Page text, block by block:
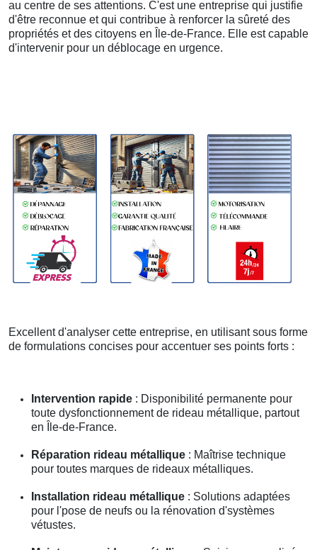
au centre de ses attentions. C'est une entreprise qui justifie
d'être reconnue et qui contribue à renforcer la sûreté des
propriétés et des citoyens en Île-de-France. Elle est capable
d'intervenir pour un déblocage en urgence.
Excellent d'analyser cette entreprise, en utilisant sous forme
de formulations concises pour accentuer ses points forts :
Intervention rapide : Disponibilité permanente pour
toute dysfonctionnement de rideau métallique, partout
en Île-de-France.
Réparation rideau métallique : Maîtrise technique
pour toutes marques de rideaux métalliques.
Installation rideau métallique : Solutions adaptées
pour l'pose de neufs ou la rénovation d'systèmes
vétustes.